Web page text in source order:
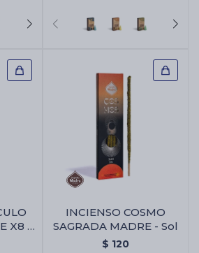
X8 -
INCIENSO COSMO
SAGRADA MADRE - Sol
$ 120